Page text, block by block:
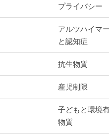
プライバシー
アルツハイマ
と認知症
抗生物質
産児制限
子どもと環境
物質